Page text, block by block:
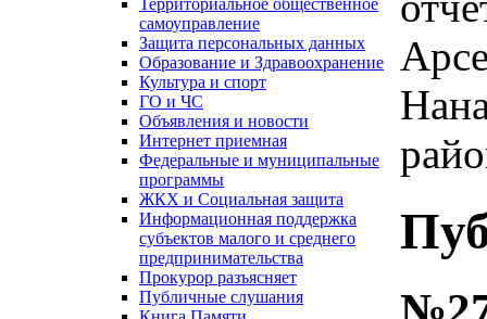
Территориальное общественное
самоуправление
Защита персональных данных
Образование и Здравоохранение
Культура и спорт
ГО и ЧС
Объявления и новости
Интернет приемная
Федеральные и муниципальные
программы
ЖКХ и Социальная защита
Информационная поддержка
субъектов малого и среднего
предпринимательства
Прокурор разъясняет
Публичные слушания